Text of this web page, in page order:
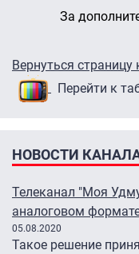
За
Вернуться страницу
Перейти к
НОВОСТИ
Телеканал "Моя
аналоговом
05.08.2020
Такое решение